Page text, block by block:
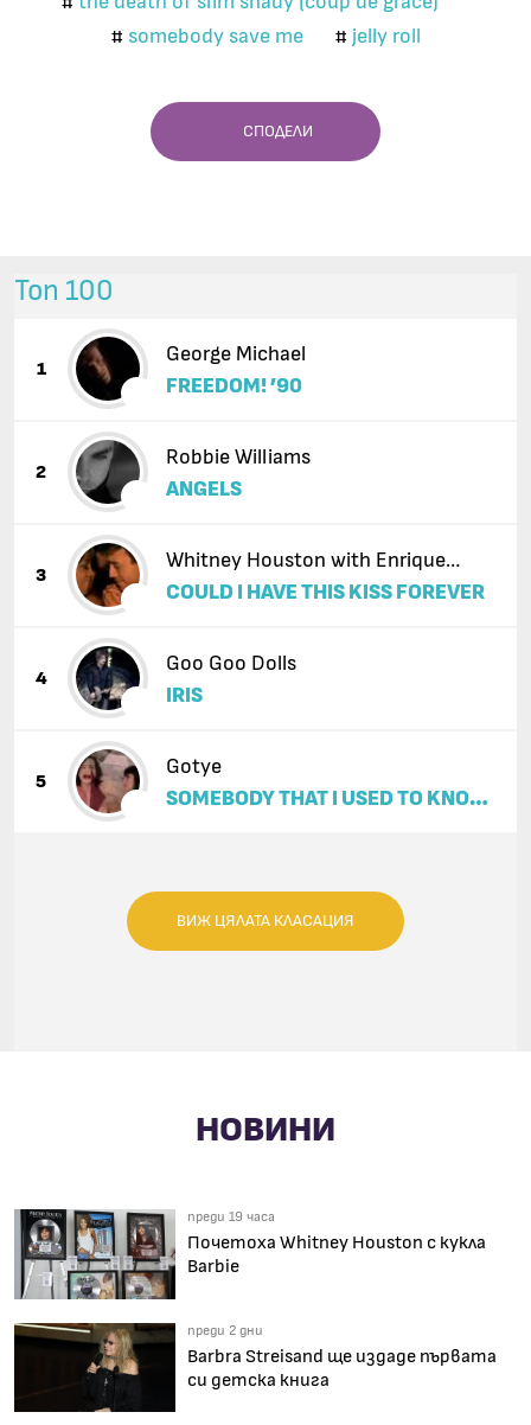
# somebody save me # jelly roll
СПОДЕЛИ
Топ 100
1
George Michael
FREEDOM! ’90
2
Robbie Williams
ANGELS
3
Whitney Houston with Enrique
Iglesias
COULD I HAVE THIS KISS FOREVER
4
Goo Goo Dolls
IRIS
5
Gotye
SOMEBODY THAT I USED TO KNOW
ВИЖ ЦЯЛАТА КЛАСАЦИЯ
НОВИНИ
преди 19 часа
Почетоха Whitney Houston с кукла
Barbie
преди 2 дни
Barbra Streisand ще издаде първата
си детска книга